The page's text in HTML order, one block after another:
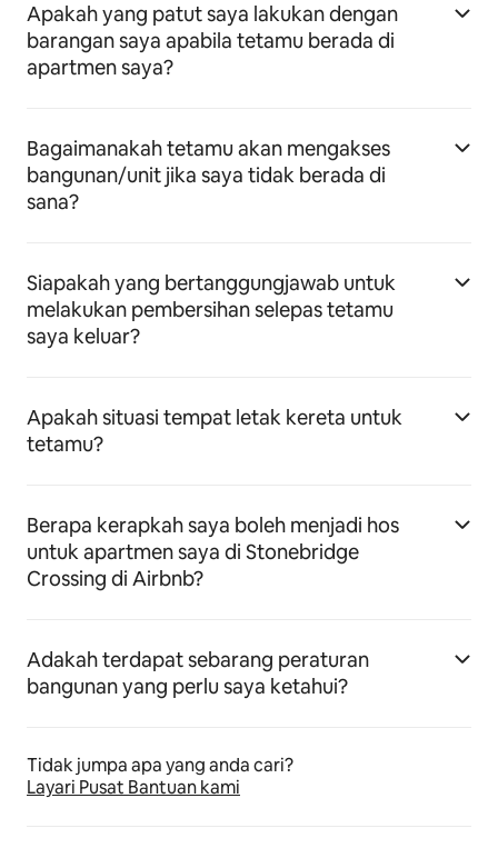
Apakah yang patut saya lakukan dengan
barangan saya apabila tetamu berada di
apartmen saya?
Bagaimanakah tetamu akan mengakses
bangunan/unit jika saya tidak berada di
sana?
Siapakah yang bertanggungjawab untuk
melakukan pembersihan selepas tetamu
saya keluar?
Apakah situasi tempat letak kereta untuk
tetamu?
Berapa kerapkah saya boleh menjadi hos
untuk apartmen saya di Stonebridge
Crossing di Airbnb?
Adakah terdapat sebarang peraturan
bangunan yang perlu saya ketahui?
Tidak jumpa apa yang anda cari?
Layari Pusat Bantuan kami